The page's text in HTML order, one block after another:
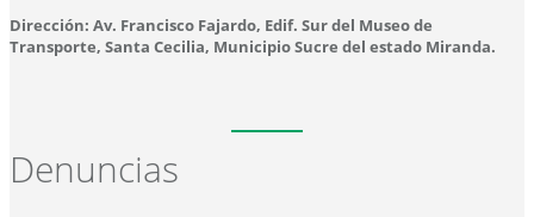
Dirección: Av. Francisco Fajardo, Edif. Sur del Museo de
Transporte, Santa Cecilia, Municipio Sucre del estado Miranda.
Denuncias